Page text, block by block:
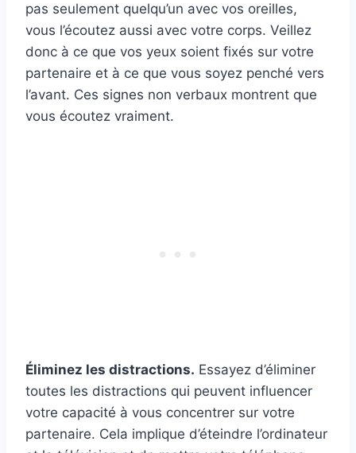
pas seulement quelqu’un avec vos oreilles,
vous l’écoutez aussi avec votre corps. Veillez
donc à ce que vos yeux soient fixés sur votre
partenaire et à ce que vous soyez penché vers
l’avant. Ces signes non verbaux montrent que
vous écoutez vraiment.
Éliminez les distractions. Essayez d’éliminer
toutes les distractions qui peuvent influencer
votre capacité à vous concentrer sur votre
partenaire. Cela implique d’éteindre l’ordinateur